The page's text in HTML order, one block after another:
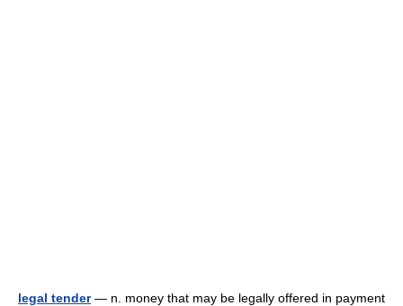
legal tender— n. money that may be legally offered in payment